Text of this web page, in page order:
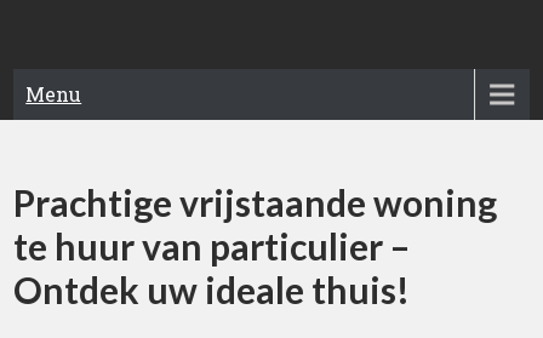
Menu
Prachtige vrijstaande woning
te huur van particulier –
Ontdek uw ideale thuis!